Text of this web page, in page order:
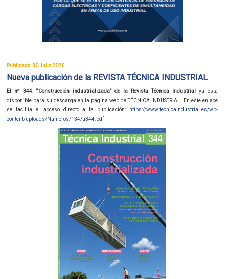
Publicado: 30 Julio 2026
Nueva publicación de la REVISTA TÉCNICA INDUSTRIAL
El nº 344: “Construcción industrializada” de la Revista Técnica Industrial
ya está
disponible para su descarga en la página web de TÉCNICA INDUSTRIAL. En este enlace
se facilita el acceso directo a la publicación:
https://www.tecnicaindustrial.es/wp-
content/uploads/Numeros/134/ti344.pdf